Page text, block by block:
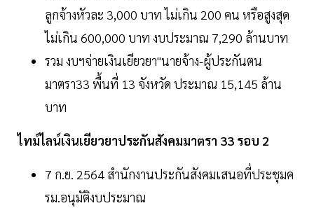
ลูกจ้างหัวละ 3,000 บาท ไม่เกิน 200 คน หรือสูงสุด
ไม่เกิน 600,000 บาท งบประมาณ 7,290 ล้านบาท
รวม งบฯจ่ายเงินเยียวยา"นายจ้าง-ผู้ประกันตน
มาตรา33 พื้นที่ 13 จังหวัด ประมาณ 15,145 ล้าน
บาท
ไทม์ไลน์เงินเยียวยาประกันสังคมมาตรา 33 รอบ 2
7 ก.ย. 2564 สำนักงานประกันสังคมเสนอที่ประชุมค
รม.อนุมัติงบประมาณ